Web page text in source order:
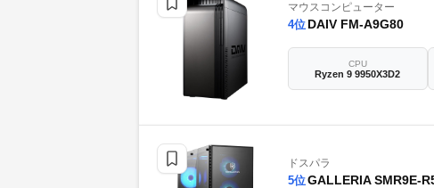
マウスコンピューター
4位 DAIV FM-A9G80
CPU
Ryzen 9 9950X3D2
ドスパラ
5位GALLERIA SMR9E-R57T-